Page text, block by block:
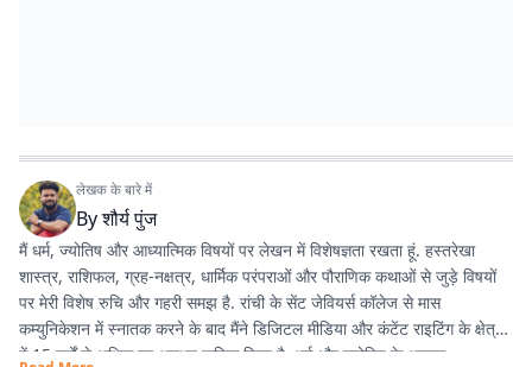
लेखक के बारे में
Byशौर्य पुंज
मैं धर्म, ज्योतिष और आध्यात्मिक विषयों पर लेखन में विशेषज्ञता रखता हूं. हस्तरेखा
शास्त्र, राशिफल, ग्रह-नक्षत्र, धार्मिक परंपराओं और पौराणिक कथाओं से जुड़े विषयों
पर मेरी विशेष रुचि और गहरी समझ है. रांची के सेंट जेवियर्स कॉलेज से मास
कम्युनिकेशन में स्नातक करने के बाद मैंने डिजिटल मीडिया और कंटेंट राइटिंग के क्षेत्र
में 15 वर्षों से अधिक का अनुभव हासिल किया है. धर्म और ज्योतिष के अलावा